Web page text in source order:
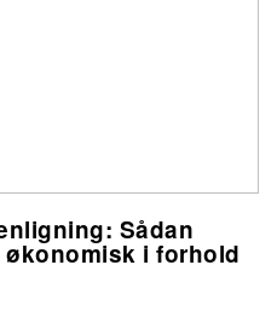
Sådan
i forhold